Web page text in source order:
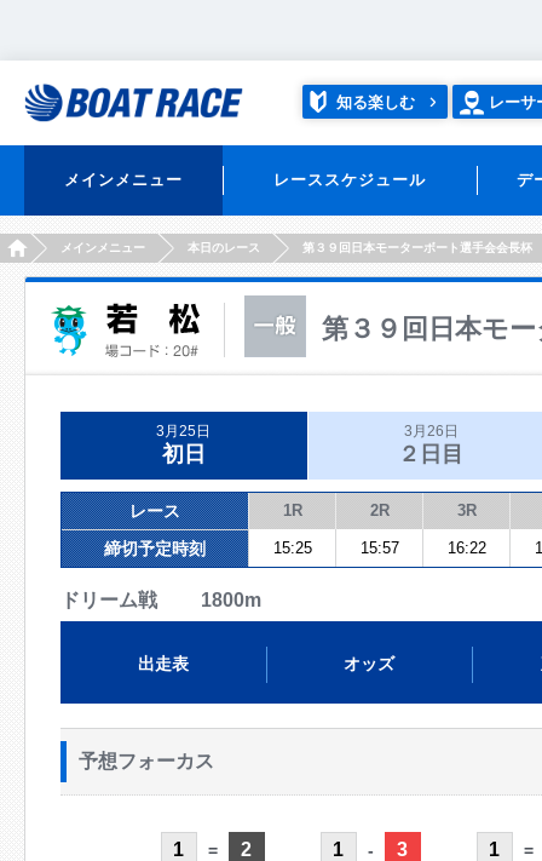
知る楽しむ レーサ
メインメニュー レーススケジュール デ
HOMEメインメニュー 本日のレース 第３９回日本モーターボート選手会会長杯
第３９回日本モ
3月25日
初日
3月26日
２日目
レース 1R 2R 3R
締切予定時刻 15:25 15:57 16:22
ドリーム戦 1800m
出走表 オッズ
予想フォーカス
1 = 2 1 - 3 1 =